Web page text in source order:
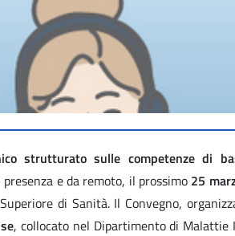
strutturato sulle competenze di
presenza e da remoto, il prossimo 25
di Sanità. Il Convegno,
, collocato nel Dipartimento di